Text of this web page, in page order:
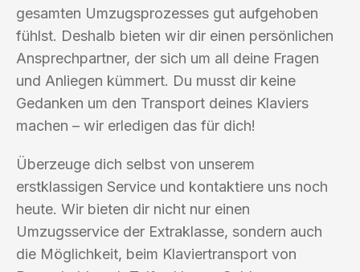
gesamten Umzugsprozesses gut aufgehoben
fühlst. Deshalb bieten wir dir einen persönlichen
Ansprechpartner, der sich um all deine Fragen
und Anliegen kümmert. Du musst dir keine
Gedanken um den Transport deines Klaviers
machen – wir erledigen das für dich!
Überzeuge dich selbst von unserem
erstklassigen Service und kontaktiere uns noch
heute. Wir bieten dir nicht nur einen
Umzugsservice der Extraklasse, sondern auch
die Möglichkeit, beim Klaviertransport von